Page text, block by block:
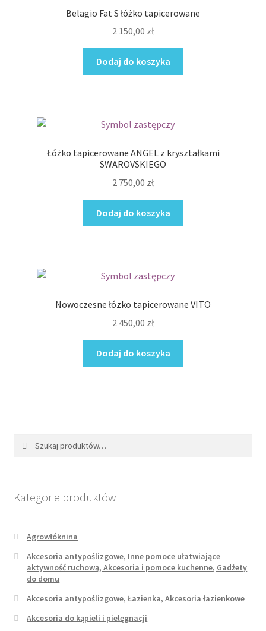
Belagio Fat S łóżko tapicerowane
2 150,00 zł
Dodaj do koszyka
Łóżko tapicerowane ANGEL z kryształkami
SWAROVSKIEGO
2 750,00 zł
Dodaj do koszyka
Nowoczesne łózko tapicerowane VITO
2 450,00 zł
Dodaj do koszyka
Kategorie produktów
Agrowłóknina
Akcesoria antypoślizgowe, Inne pomoce ułatwiające
aktywność ruchową, Akcesoria i pomoce kuchenne, Gadżety
do domu
Akcesoria antypoślizgowe, Łazienka, Akcesoria łazienkowe
Akcesoria do kąpieli i pielęgnacji